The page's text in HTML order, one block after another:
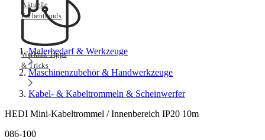
Aktuelle
Farbentrends
Werkmit Tipps
& Tricks
Malerbedarf & Werkzeuge
Maschinenzubehör & Handwerkzeuge
Kabel- & Kabeltrommeln & Scheinwerfer
HEDI Mini-Kabeltrommel / Innenbereich IP20 10m
086-100